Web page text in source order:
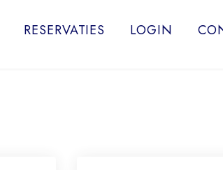
RESERVATIES LOGIN